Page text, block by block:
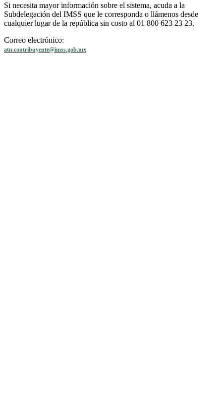
Si necesita mayor información sobre el sistema, acuda a la
Subdelegación del IMSS que le corresponda o llámenos desde
cualquier lugar de la república sin costo al 01 800 623 23 23.
Correo electrónico:
atn.contribuyente@imss.gob.mx